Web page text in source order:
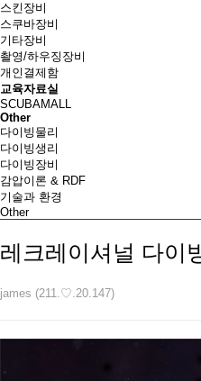
스킨장비
스쿠바장비
기타장비
촬영/하우징장비
개인결제함
교육자료실
SCUBAMALL
Other
다이빙물리
다이빙생리
다이빙장비
감압이론 & RDF
기술과 환경
Other
레크레이셔널 다이
james (211.♡.20.147)